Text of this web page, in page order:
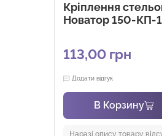
Кріплення
Новатор 150-КП-
113,00 грн
Додати відгук
В Корзину
Наразі опису товару